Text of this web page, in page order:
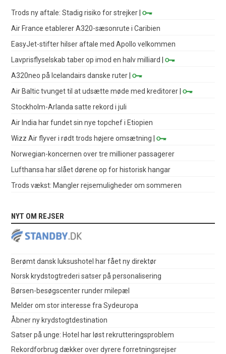
Trods ny aftale: Stadig risiko for strejker |
Air France etablerer A320-sæsonrute i Caribien
EasyJet-stifter hilser aftale med Apollo velkommen
Lavprisflyselskab taber op imod en halv milliard
|
A320neo på Icelandairs danske ruter |
Air Baltic tvunget til at udsætte møde med kreditorer |
Stockholm-Arlanda satte rekord i juli
Air India har fundet sin nye topchef i Etiopien
Wizz Air flyver i rødt trods højere omsætning |
Norwegian-koncernen over tre millioner passagerer
Lufthansa har slået dørene op for historisk hangar
Trods vækst: Mangler rejsemuligheder om sommeren
NYT OM REJSER
Berømt dansk luksushotel har fået ny direktør
Norsk krydstogtrederi satser på personalisering
Børsen-besøgscenter runder milepæl
Melder om stor interesse fra Sydeuropa
Åbner ny krydstogtdestination
Satser på unge: Hotel har løst rekrutteringsproblem
Rekordforbrug dækker over dyrere forretningsrejser